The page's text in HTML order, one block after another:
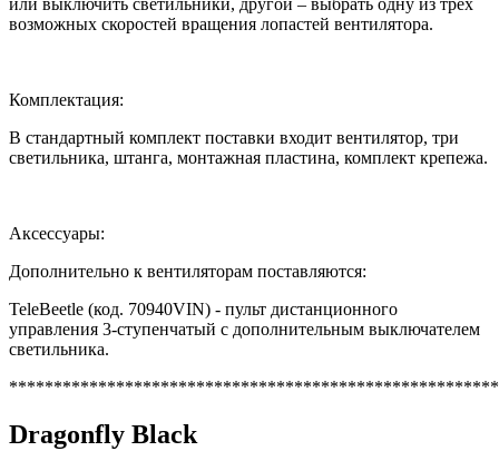
или выключить светильники, другой – выбрать одну из трех
возможных скоростей вращения лопастей вентилятора.
Комплектация:
В стандартный комплект поставки входит вентилятор, три
светильника, штанга, монтажная пластина, комплект крепежа.
Аксессуары:
Дополнительно к вентиляторам поставляются:
TeleBeetle (код. 70940VIN) - пульт дистанционного
управления 3-ступенчатый с дополнительным выключателем
светильника.
Dragonfly Black